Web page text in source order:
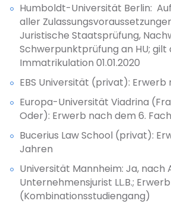
Humboldt-Universität Berlin:
aller
Juristische Staatsprüfung,
Schwerpunktprüfung an HU; gilt
Immatrikulation 01.01.2020
EBS Universität (privat): Erwerb
Europa-Universität Viadrina
Oder): Erwerb nach dem 6.
Bucerius Law School (privat):
Jahren
Universität Mannheim: Ja, nach
Unternehmensjurist LL.B.; Erwerb
(Kombinationsstudiengang)